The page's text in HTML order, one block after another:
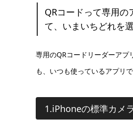
QRコードって専用
て、いまいちどれを
専用のQRコードリーダーア
も、いつも使っているアプリ
1.iPhoneの標準カメ